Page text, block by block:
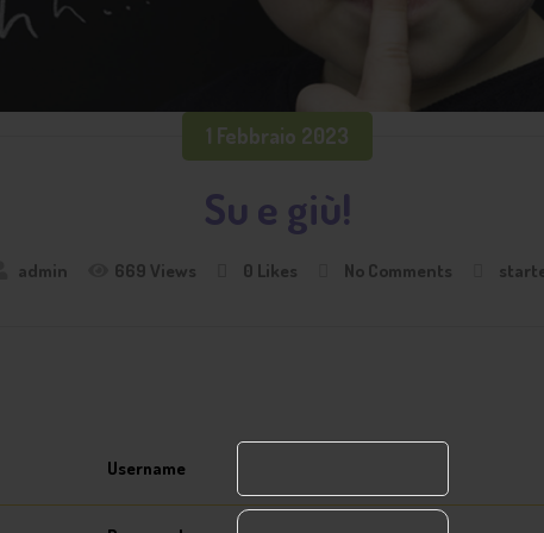
Username
1 Febbraio 2023
Su e giù!
admin 669 Views 0 Likes No Comments